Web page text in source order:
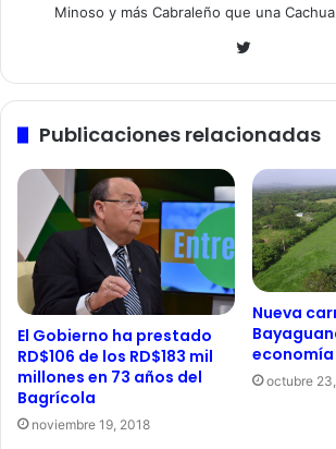
Minoso y más Cabraleño que una
Twitter
Publicaciones relacionadas
El Gobierno ha prestado
RD$106 de los RD$183 mil
millones en 73 años del
Bagrícola
noviembre 19, 2018
Nueva
economía
octubre